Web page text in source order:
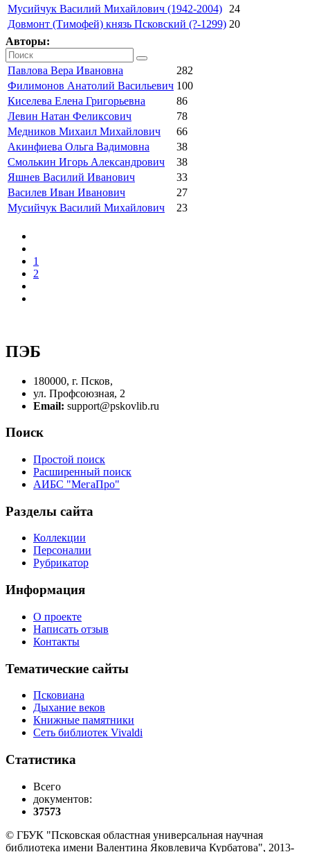
Мусийчук Василий Михайлович (1942-2004)
24
Довмонт (Тимофей) князь Псковский (?-1299) 20
Авторы:
Павлова Вера Ивановна
282
Филимонов Анатолий Васильевич 100
Киселева Елена Григорьевна
86
Левин Натан Феликсович
78
Медников Михаил Михайлович
66
Акинфиева Ольга Вадимовна
38
Смолькин Игорь Александрович
38
Яшнев Василий Иванович
33
Василев Иван Иванович
27
Мусийчук Василий Михайлович
23
1
2
ПЭБ
180000, г. Псков,
ул. Профсоюзная, 2
Email: support@pskovlib.ru
Поиск
Простой поиск
Расширенный поиск
АИБС "МегаПро"
Разделы сайта
Коллекции
Персоналии
Рубрикатор
Информация
О проекте
Написать отзыв
Контакты
Тематические сайты
Псковиана
Дыхание веков
Книжные памятники
Сеть библиотек Vivaldi
Статистика
Всего
документов:
37573
© ГБУК "Псковская областная универсальная научная
библиотека имени Валентина Яковлевича Курбатова", 2013-